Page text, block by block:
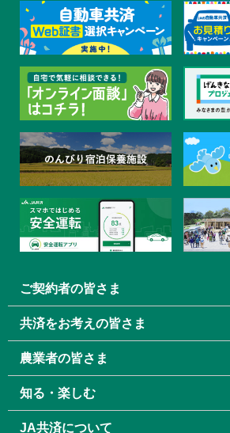
ご契約者の皆さま
共済をお考えの皆さま
農業者の皆さま
知る・楽しむ
JA共済について